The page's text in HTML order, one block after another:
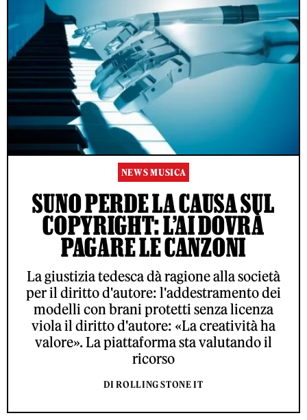
NEWS MUSICA
SUNO PERDE LA CAUSA SUL
COPYRIGHT: L’AI DOVRÀ
PAGARE LE CANZONI
La giustizia tedesca dà ragione alla società
per il diritto d'autore: l'addestramento dei
modelli con brani protetti senza licenza
viola il diritto d'autore: «La creatività ha
valore». La piattaforma sta valutando il
ricorso
DI ROLLING STONE IT